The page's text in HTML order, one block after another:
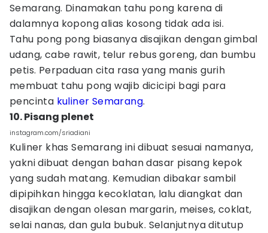
Semarang. Dinamakan tahu pong karena di
dalamnya kopong alias kosong tidak ada isi.
Tahu pong pong biasanya disajikan dengan gimbal
udang, cabe rawit, telur rebus goreng, dan bumbu
petis. Perpaduan cita rasa yang manis gurih
membuat tahu pong wajib dicicipi bagi para
pencinta kuliner Semarang.
10. Pisang plenet
instagram.com/sriadiani
Kuliner khas Semarang ini dibuat sesuai namanya,
yakni dibuat dengan bahan dasar pisang kepok
yang sudah matang. Kemudian dibakar sambil
dipipihkan hingga kecoklatan, lalu diangkat dan
disajikan dengan olesan margarin, meises, coklat,
selai nanas, dan gula bubuk. Selanjutnya ditutup